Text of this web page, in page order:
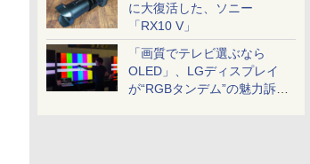
に大復活した、ソニー
「RX10 V」
「画質でテレビ選ぶなら
OLED」、LGディスプレイ
が“RGBタンデム”の魅力訴